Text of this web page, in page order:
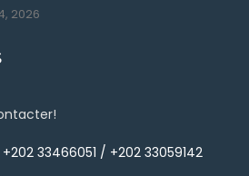
2026
33466051 / +202 33059142